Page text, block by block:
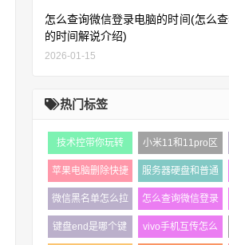
怎么查询微信登录电脑的时间(怎么
的时间解说介绍)
2026-01-15
热门标签
技术控带你玩转
win10系统的用户
账户
小米11和11pro区
别有哪些（小米11
和11pro哪个好）
苹果电脑删除快捷
键是什么（mac上
没有delete键怎么
办）
服务器硬盘和普通
硬盘区别有哪些
（服务器硬盘和pc
微信黑名单怎么拉
回来（恢复微信黑
名单教程图解
怎么查询微信登录
电脑的时间怎么查
看电脑登录微
键盘end是哪个键
vivo手机互传怎么